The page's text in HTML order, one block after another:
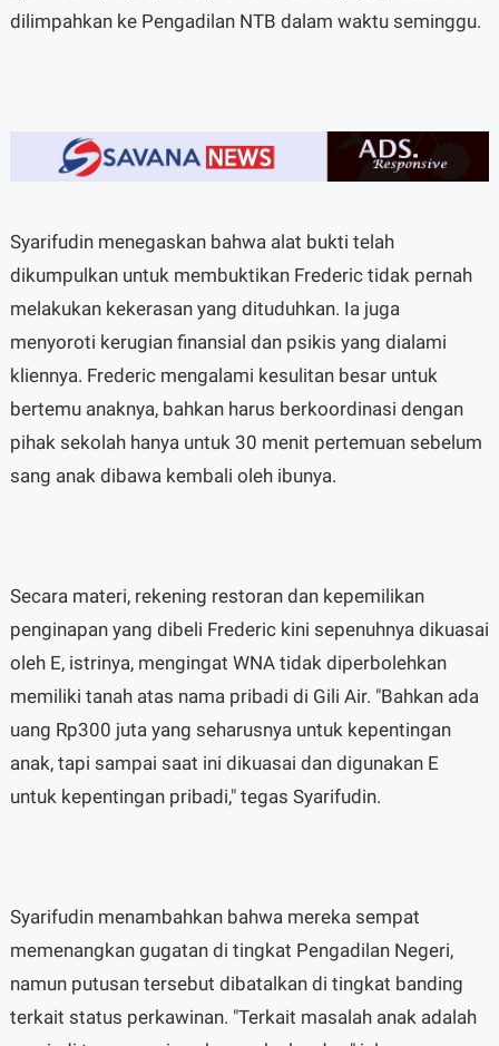
dilimpahkan ke Pengadilan NTB dalam waktu seminggu.
Syarifudin menegaskan bahwa alat bukti telah
dikumpulkan untuk membuktikan Frederic tidak pernah
melakukan kekerasan yang dituduhkan. Ia juga
menyoroti kerugian finansial dan psikis yang dialami
kliennya. Frederic mengalami kesulitan besar untuk
bertemu anaknya, bahkan harus berkoordinasi dengan
pihak sekolah hanya untuk 30 menit pertemuan sebelum
sang anak dibawa kembali oleh ibunya.
Secara materi, rekening restoran dan kepemilikan
penginapan yang dibeli Frederic kini sepenuhnya dikuasai
oleh E, istrinya, mengingat WNA tidak diperbolehkan
memiliki tanah atas nama pribadi di Gili Air. "Bahkan ada
uang Rp300 juta yang seharusnya untuk kepentingan
anak, tapi sampai saat ini dikuasai dan digunakan E
untuk kepentingan pribadi," tegas Syarifudin.
Syarifudin menambahkan bahwa mereka sempat
memenangkan gugatan di tingkat Pengadilan Negeri,
namun putusan tersebut dibatalkan di tingkat banding
terkait status perkawinan. "Terkait masalah anak adalah